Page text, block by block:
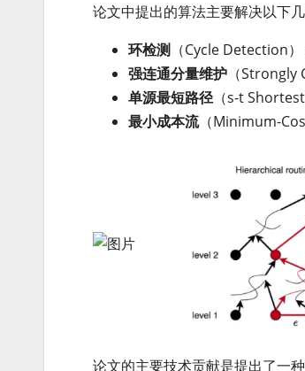
论文中提出的算法主要解决以下几
环检测 （Cycle Detection
强连通分量维护 （
单源最短路径（s-t Shortest
最小成本流（Minimum-
论文的主要技术贡献是提出了一种